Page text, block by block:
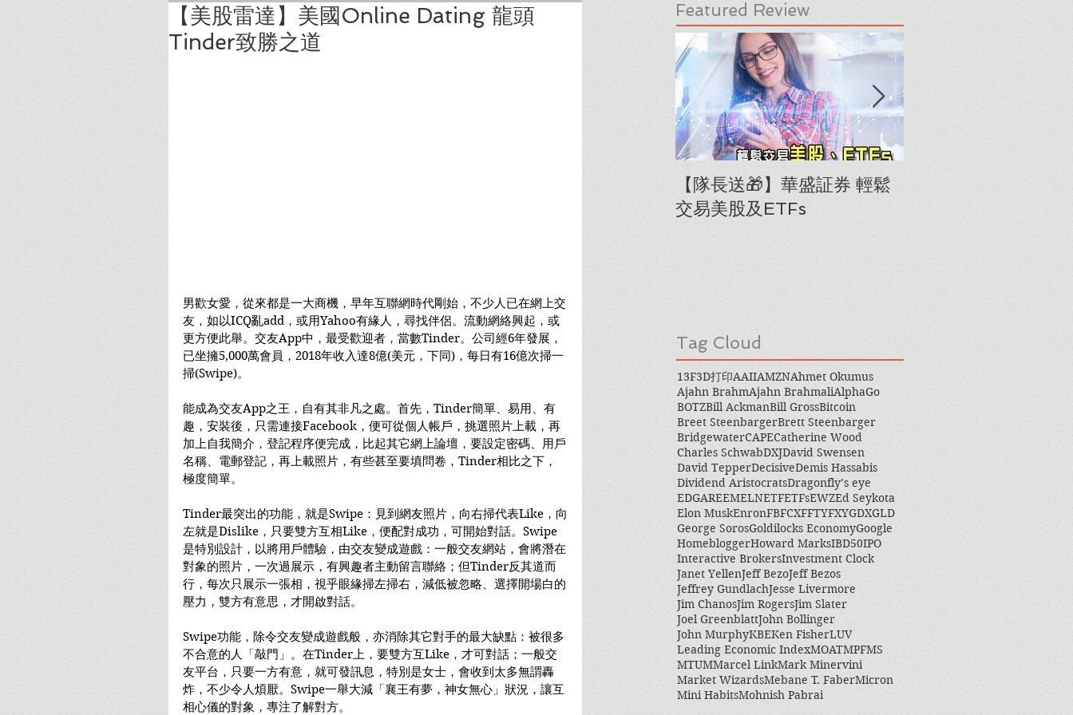
【美股雷達】美國Online Dating 龍頭
Tinder致勝之道
男歡女愛，從來都是一大商機，早年互聯網時代剛始，不少人已在網上交
友，如以ICQ亂add，或用Yahoo有緣人，尋找伴侶。流動網絡興起，或
更方便此舉。交友App中，最受歡迎者，當數Tinder。公司經6年發展，
已坐擁5,000萬會員，2018年收入達8億(美元，下同)，每日有16億次掃一
掃(Swipe)。
能成為交友App之王，自有其非凡之處。首先，Tinder簡單、易用、有
趣，安裝後，只需連接Facebook，便可從個人帳戶，挑選照片上載，再
加上自我簡介，登記程序便完成，比起其它網上論壇，要設定密碼、用戶
名稱、電郵登記，再上載照片，有些甚至要填問卷，Tinder相比之下，
極度簡單。
Tinder最突出的功能，就是Swipe：見到網友照片，向右掃代表Like，向
左就是Dislike，只要雙方互相Like，便配對成功，可開始對話。Swipe
是特別設計，以將用戶體驗，由交友變成遊戲：一般交友網站，會將潛在
對象的照片，一次過展示，有興趣者主動留言聯絡；但Tinder反其道而
行，每次只展示一張相，視乎眼緣掃左掃右，減低被忽略、選擇開場白的
壓力，雙方有意思，才開啟對話。
Swipe功能，除令交友變成遊戲般，亦消除其它對手的最大缺點：被很多
不合意的人「敲門」。在Tinder上，要雙方互Like，才可對話；一般交
友平台，只要一方有意，就可發訊息，特別是女士，會收到太多無謂轟
炸，不少令人煩厭。Swipe一舉大減「襄王有夢，神女無心」狀況，讓互
相心儀的對象，專注了解對方。
Featured Review
【隊長送🎁】華盛証券 輕鬆
交易美股及ETFs
Tag Cloud
13F3D打印AAIIAMZNAhmet Okumus
Ajahn BrahmAjahn BrahmaliAlphaGo
BOTZBill AckmanBill GrossBitcoin
Breet SteenbargerBrett Steenbarger
BridgewaterCAPECatherine Wood
Charles SchwabDXJDavid Swensen
David TepperDecisiveDemis Hassabis
Dividend AristocratsDragonfly’s eye
EDGAREEMELNETFETFsEWZEd Seykota
Elon MuskEnronFBFCXFFTYFXYGDXGLD
George SorosGoldilocks EconomyGoogle
HomebloggerHoward MarksIBD50IPO
Interactive BrokersInvestment Clock
Janet YellenJeff BezoJeff Bezos
Jeffrey GundlachJesse Livermore
Jim ChanosJim RogersJim Slater
Joel GreenblattJohn Bollinger
John MurphyKBEKen FisherLUV
Leading Economic IndexMOATMPFMS
MTUMMarcel LinkMark Minervini
Market WizardsMebane T. FaberMicron
Mini HabitsMohnish Pabrai